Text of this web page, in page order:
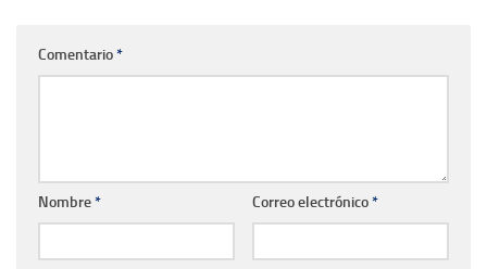
Comentario*
Nombre* Correo electrónico*